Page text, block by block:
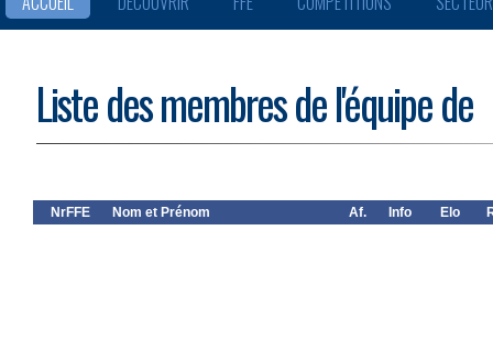
Liste des membres de l'équipe de
NrFFE Nom et Prénom Af. Info Elo